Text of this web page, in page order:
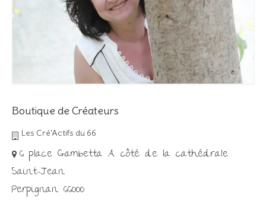
Boutique de Créateurs
Les Cré'Actifs du 66
6 place Gambetta A côté de la cathédrale
Saint-Jean
Perpignan 66000